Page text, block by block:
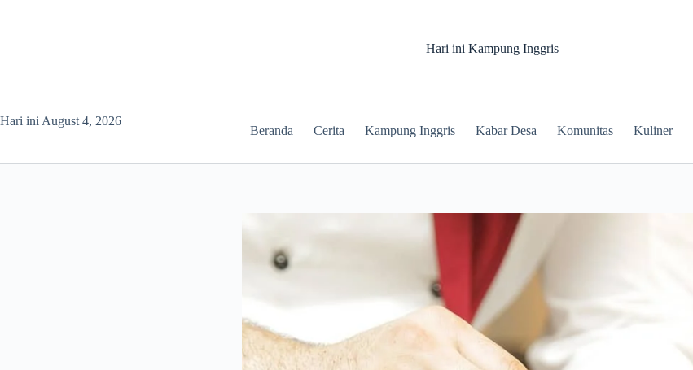
Hari ini Kampung Inggris
Hari ini August 4, 2026
Beranda Cerita Kampung Inggris Kabar Desa Komunitas Kuliner